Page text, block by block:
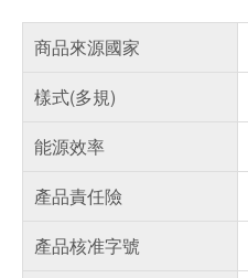
商品來源國家
樣式(多規)
能源效率
產品責任險
產品核准字號